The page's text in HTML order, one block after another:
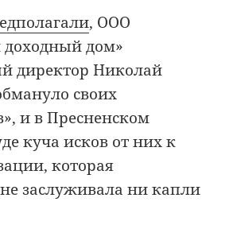
, ООО
дом»
директор Николай
своих
и в Пресненском
куча исков от них к
которая
заслуживала ни капли